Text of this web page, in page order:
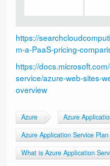
https://
m-a-PaaS-pricing-
https://
service/azure-web-sites-
overview
Azure
Azure
Azure Application Service
What is Azure Application